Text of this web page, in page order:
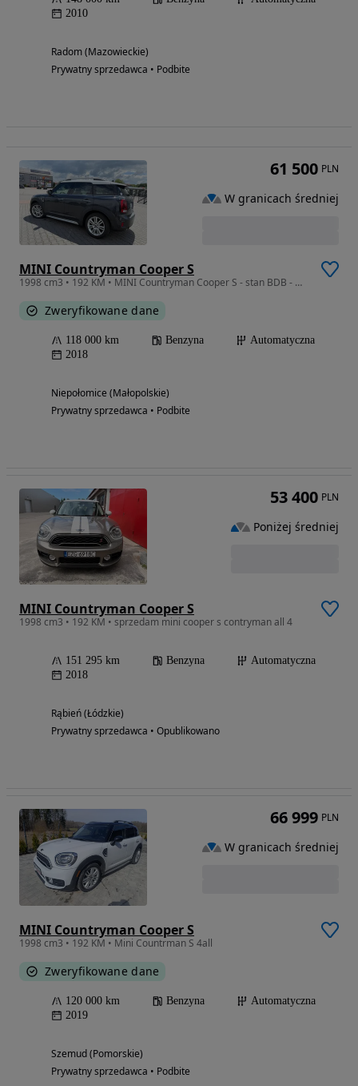
2010
Radom (Mazowieckie)
Prywatny sprzedawca • Podbite
MINI Countryman Cooper S
1998 cm3 • 192 KM • MINI Countryman Cooper S - stan BDB - OKAZJA !
Zweryfikowane dane
118 000 km Benzyna
Automatyczna
2018
Niepołomice (Małopolskie)
Prywatny sprzedawca • Podbite
61 500 PLN
W granicach średniej
MINI Countryman Cooper S
1998 cm3 • 192 KM • sprzedam mini cooper s contryman all 4
151 295 km Benzyna
Automatyczna
2018
Rąbień (Łódzkie)
Prywatny sprzedawca • Opublikowano
53 400 PLN
Poniżej średniej
MINI Countryman Cooper S
1998 cm3 • 192 KM • Mini Countrman S 4all
Zweryfikowane dane
120 000 km Benzyna
Automatyczna
2019
Szemud (Pomorskie)
Prywatny sprzedawca • Podbite
66 999 PLN
W granicach średniej